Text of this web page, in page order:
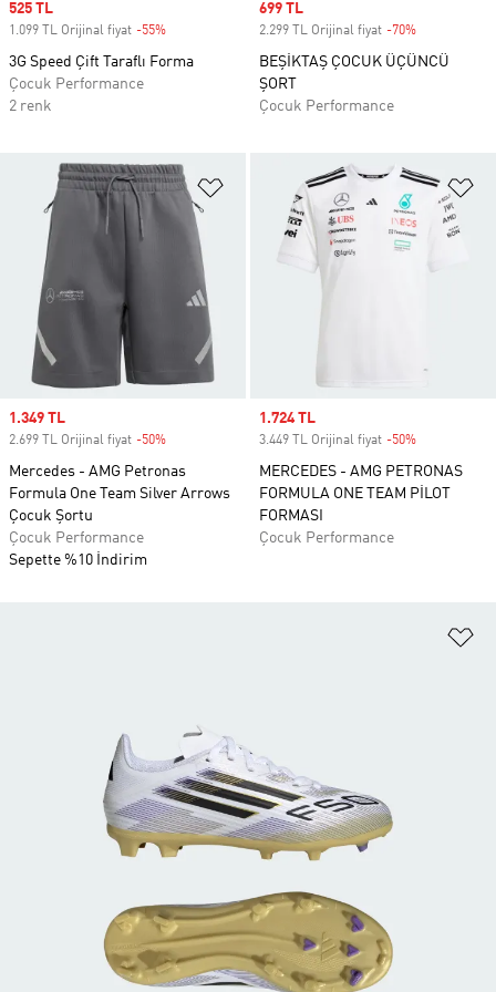
Sale price
525 TL
1.099 TL Orijinal fiyat -55%
3G Speed Çift Taraflı Forma
Çocuk Performance
2 renk
Sale price
699 TL
2.299 TL Orijinal fiyat -70%
BEŞİKTAŞ ÇOCUK ÜÇÜNCÜ
ŞORT
Çocuk Performance
Favori Listesine Ekle
Sale price
1.349 TL
2.699 TL Orijinal fiyat -50%
Mercedes - AMG Petronas
Formula One Team Silver Arrows
Çocuk Şortu
Çocuk Performance
Sepette %10 İndirim
Sale price
1.724 TL
3.449 TL Orijinal fiyat -50%
MERCEDES - AMG PETRONAS
FORMULA ONE TEAM PİLOT
FORMASI
Çocuk Performance